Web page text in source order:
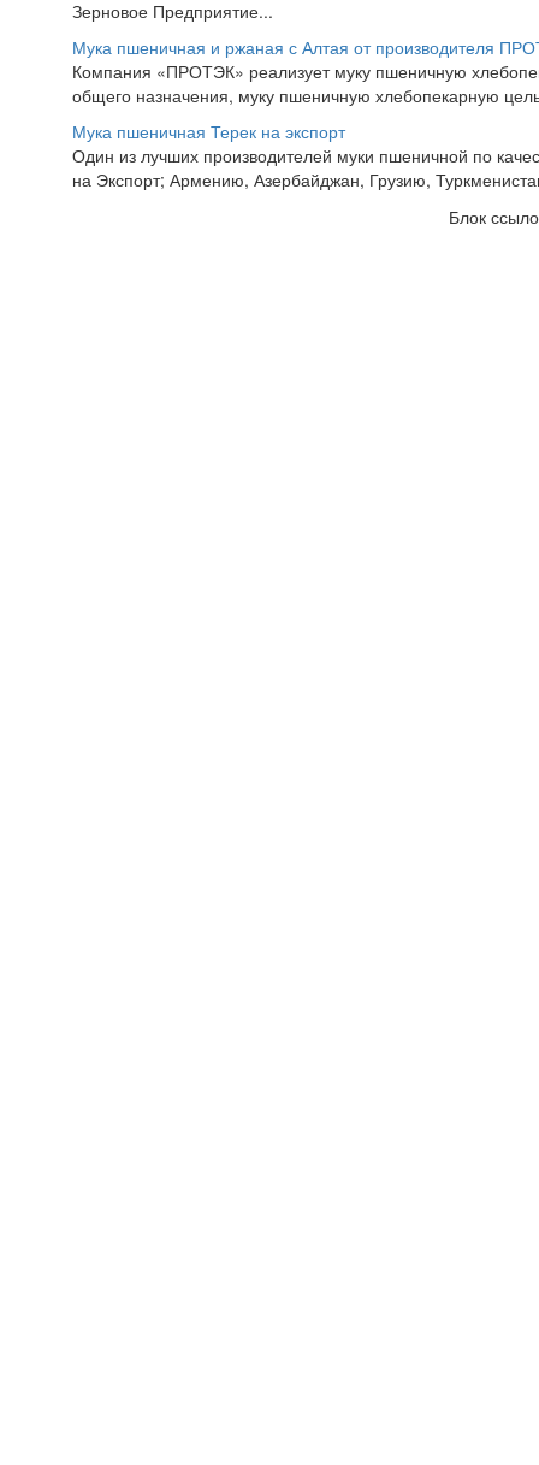
Зерновое Предприятие...
Мука пшеничная и ржаная с Алтая от производителя
Компания «ПРОТЭК» реализует муку пшеничную
общего назначения, муку пшеничную хлебопекарную
Мука пшеничная Терек на экспорт
Один из лучших производителей муки пшеничной по
на Экспорт; Армению, Азербайджан, Грузию,
Блок